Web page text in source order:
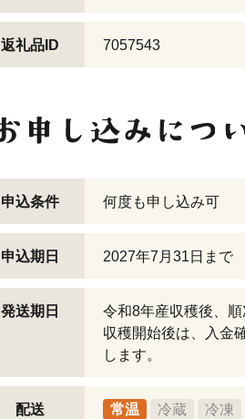
返礼品ID 7057543
申込条件 何度も申し込み可
申込期日 2027年7月31日まで
発送期日
令和8年産収穫後、順
収穫開始後は、入金
します。
配送 常温 冷蔵 冷凍